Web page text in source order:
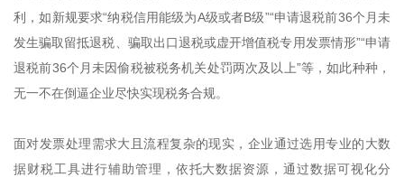
利，如新规要求“纳税信用能级为A级或者B级”“申请退税前36个月未
发生骗取留抵退税、骗取出口退税或虚开增值税专用发票情形”“申请
退税前36个月未因偷税被税务机关处罚两次及以上”等，如此种种，
无一不在倒逼企业尽快实现税务合规。
面对发票处理需求大且流程复杂的现实，企业通过选用专业的大数
据财税工具进行辅助管理，依托大数据资源，通过数据可视化分